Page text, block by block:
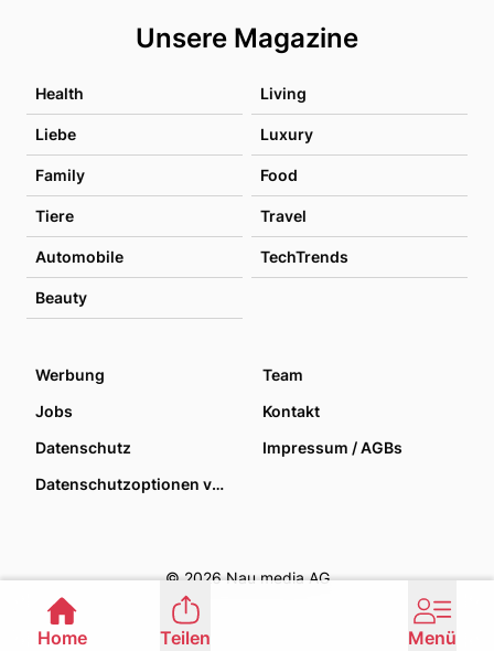
Unsere Magazine
Health Living
Liebe Luxury
Family Food
Tiere Travel
Automobile TechTrends
Beauty
Werbung
Team
Jobs
Kontakt
Datenschutz
Impressum / AGBs
Datenschutzoptionen verwalten
© 2026 Nau media AG
Home Teilen Menü